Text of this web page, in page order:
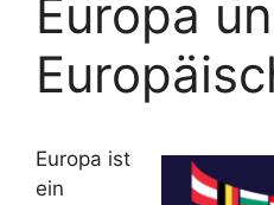
Europa
Europa ist
ein